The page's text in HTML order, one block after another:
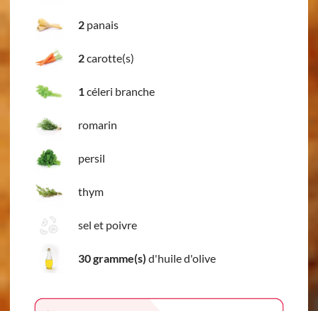
2 panais
2carotte(s)
1céleri branche
romarin
persil
thym
sel et poivre
30 gramme(s) d'huile d'olive